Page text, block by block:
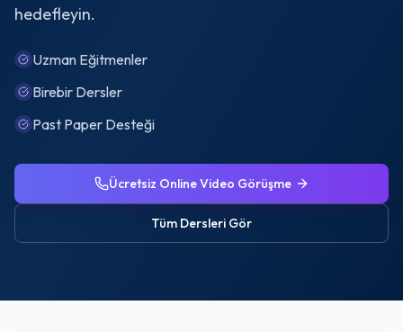
hedefleyin.
Uzman Eğitmenler
Birebir Dersler
Past Paper Desteği
Ücretsiz Online Video Görüşme
Tüm Dersleri Gör